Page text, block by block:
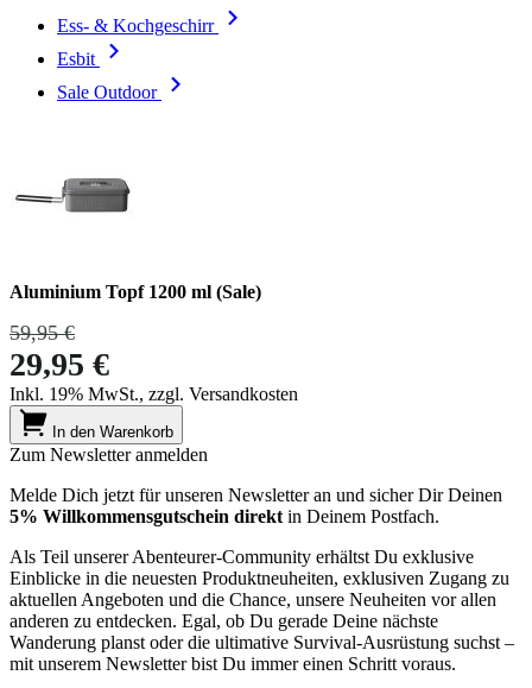
Ess- & Kochgeschirr
Esbit
Sale Outdoor
Aluminium Topf 1200 ml (Sale)
59,95 €
29,95 €
Inkl. 19% MwSt., zzgl. Versandkosten
In den Warenkorb
Zum Newsletter anmelden
Melde Dich jetzt für unseren Newsletter an und sicher Dir Deinen
5% Willkommensgutschein direkt in Deinem Postfach.
Als Teil unserer Abenteurer-Community erhältst Du exklusive
Einblicke in die neuesten Produktneuheiten, exklusiven Zugang zu
aktuellen Angeboten und die Chance, unsere Neuheiten vor allen
anderen zu entdecken. Egal, ob Du gerade Deine nächste
Wanderung planst oder die ultimative Survival-Ausrüstung suchst –
mit unserem Newsletter bist Du immer einen Schritt voraus.